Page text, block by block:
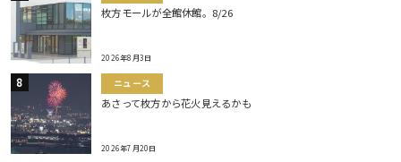
枚方モールが全館休館。8/26
2026年8月3日
ニュース
あさって枚方から花火見えるかも
2026年7月20日